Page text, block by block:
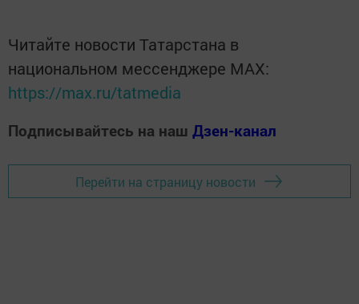
Читайте новости Татарстана в
национальном мессенджере MАХ:
https://max.ru/tatmedia
Подписывайтесь на наш Дзен-канал
Перейти на страницу новости